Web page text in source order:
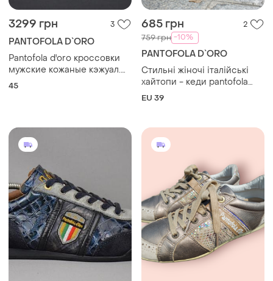
3299 грн 3
PANTOFOLA D`ORO
Pantofola d'oro кроссовки
мужские кожаные кэжуал.
италия. оригинал. 45 р. / 30
45
685 грн 2
759 грн -10%
PANTOFOLA D`ORO
Стильні жіночі італійські
хайтопи - кеди pantofola
d’oro з леопардовим
EU 39